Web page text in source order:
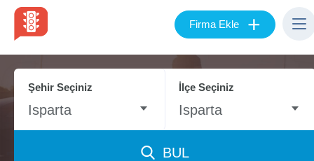
Firma Ekle +
Şehir Seçiniz
Isparta
İlçe Seçiniz
Isparta
BUL